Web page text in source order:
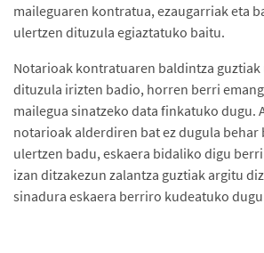
maileguaren kontratua, ezaugarriak eta
ulertzen dituzula egiaztatuko baitu.
Notarioak kontratuaren baldintza guztiak
dituzula irizten badio, horren berri
mailegua sinatzeko data finkatuko dugu.
notarioak alderdiren bat ez dugula behar
ulertzen badu, eskaera bidaliko digu
izan ditzakezun zalantza guztiak argitu
sinadura eskaera berriro kudeatuko